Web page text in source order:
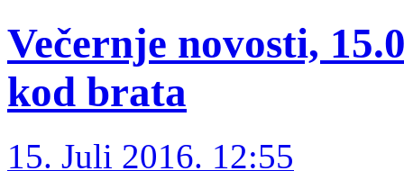
Večernje novosti,
kod brata
15. Juli 2016. 12:55